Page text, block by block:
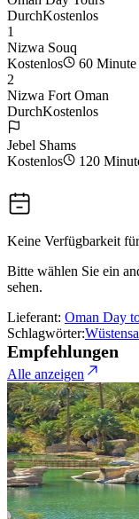
DurchKostenlos
1
Nizwa Souq
Kostenlos
60 Minute
2
Nizwa Fort Oman
DurchKostenlos
Jebel Shams
Kostenlos
120
Keine Verfügbarkeit
Bitte wählen Sie ein
sehen.
Lieferant: Oman Day
Schlagwörter:
Empfehlungen
Alle anzeigen